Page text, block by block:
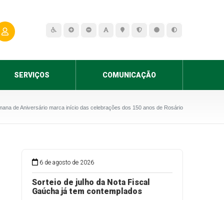
SERVIÇOS COMUNICAÇÃO
de Aniversário marca início das celebrações dos 150 anos de Rosário
6 de agosto de 2026
Sorteio de julho da Nota Fiscal
Gaúcha já tem contemplados